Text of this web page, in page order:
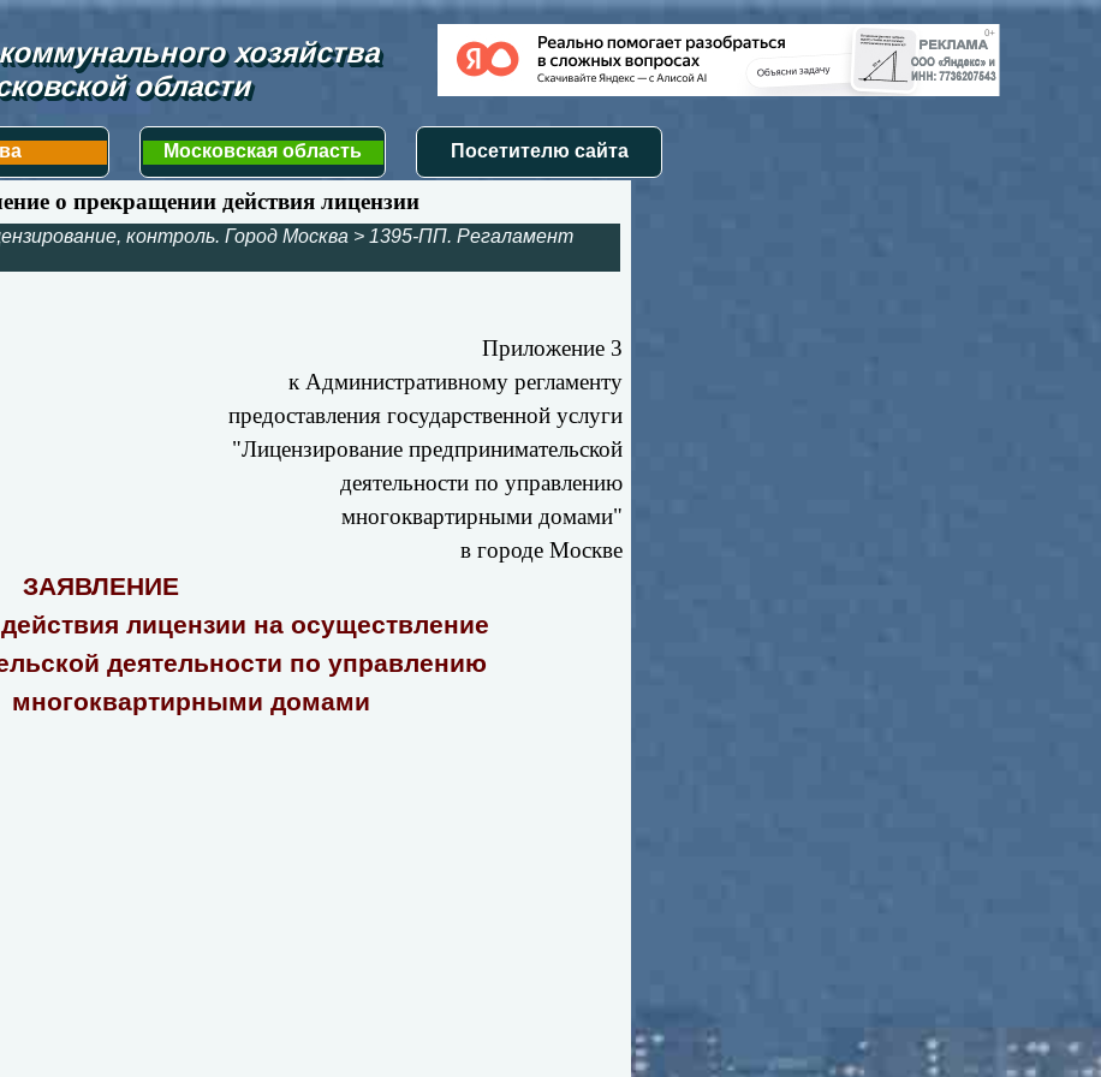
Московская область Посетителю сайта
хозяйства
области
о прекращении действия лицензии
контроль. Город Москва > 1395-ПП. Регаламент
Приложение 3
к Административному регламенту
предоставления государственной услуги
"Лицензирование предпринимательской
деятельности по управлению
многоквартирными домами"
в городе Москве
ЗАЯВЛЕНИЕ
лицензии на осуществление
деятельности по управлению
домами